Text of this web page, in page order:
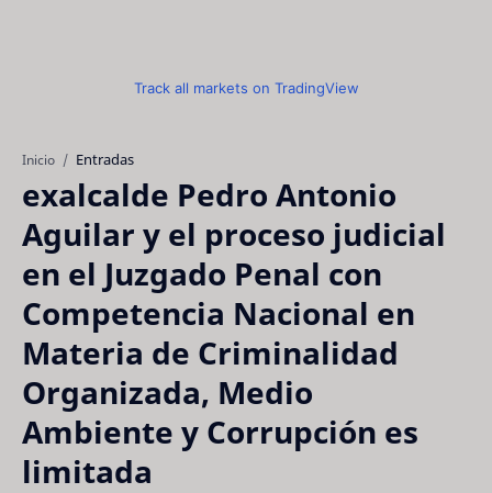
Track all markets on TradingView
Inicio Entradas
exalcalde Pedro Antonio
Aguilar y el proceso judicial
en el Juzgado Penal con
Competencia Nacional en
Materia de Criminalidad
Organizada, Medio
Ambiente y Corrupción es
limitada